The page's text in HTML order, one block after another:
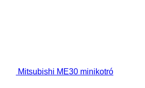
Mitsubishi ME30 minikotró